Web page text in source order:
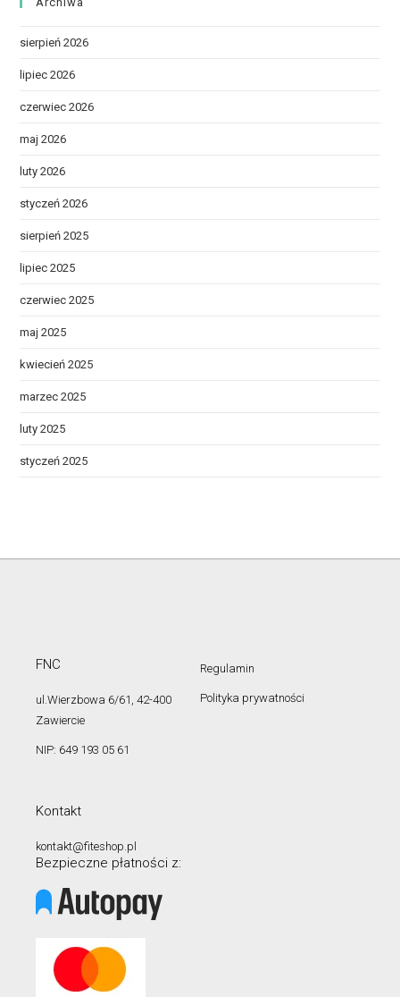
sierpień 2026
lipiec 2026
czerwiec 2026
maj 2026
luty 2026
styczeń 2026
sierpień 2025
lipiec 2025
czerwiec 2025
maj 2025
kwiecień 2025
marzec 2025
luty 2025
styczeń 2025
FNC
ul.Wierzbowa 6/61, 42-400
Zawiercie
NIP: 649 193 05 61
Regulamin
Polityka prywatności
Kontakt
kontakt@fiteshop.pl
Bezpieczne płatności z: